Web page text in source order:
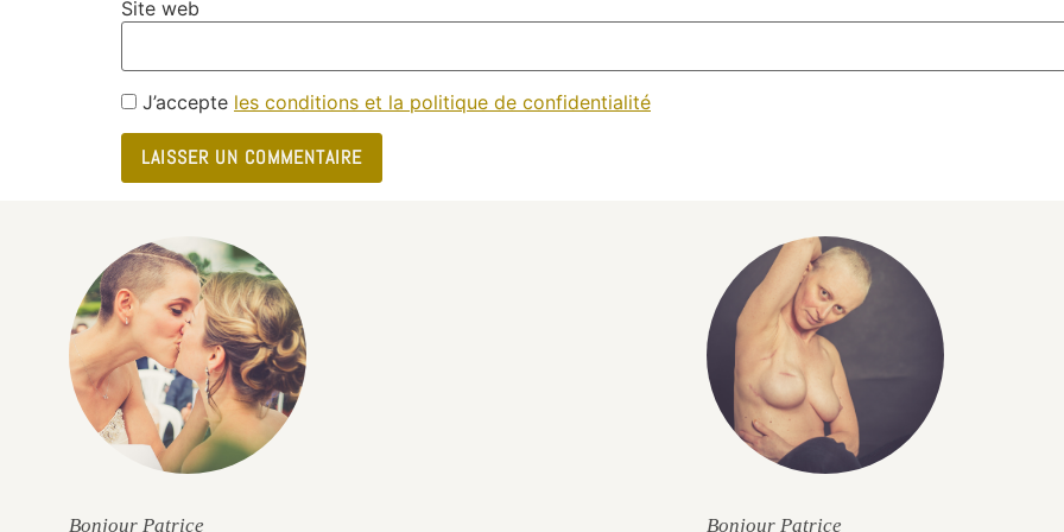
Site web
J’accepte les conditions et la politique de confidentialité
Bonjour Patrice Bonjour Patrice